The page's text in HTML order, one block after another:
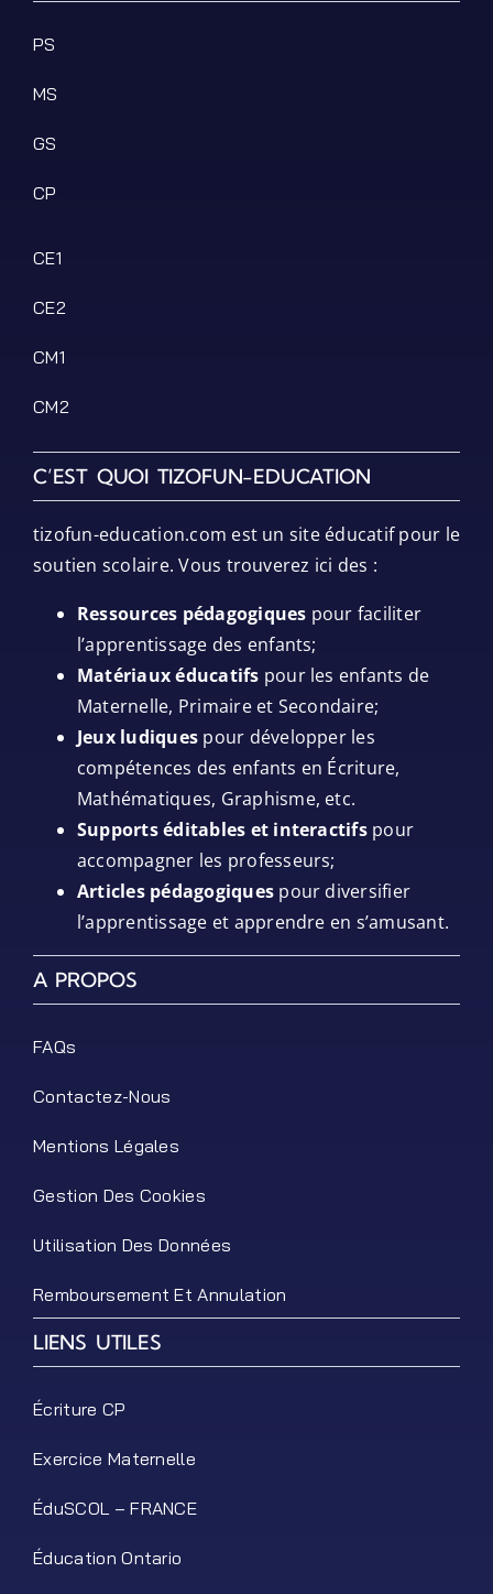
PS
MS
GS
CP
CE1
CE2
CM1
CM2
C’EST QUOI TIZOFUN-EDUCATION
tizofun-education.com est un site éducatif pour le
soutien scolaire. Vous trouverez ici des :
Ressources pédagogiques pour faciliter
l’apprentissage des enfants;
Matériaux éducatifs pour les enfants de
Maternelle, Primaire et Secondaire;
Jeux ludiques pour développer les
compétences des enfants en Écriture,
Mathématiques, Graphisme, etc.
Supports éditables et interactifspour
accompagner les professeurs;
Articles pédagogiques pour diversifier
l’apprentissage et apprendre en s’amusant.
A PROPOS
FAQs
Contactez-Nous
Mentions Légales
Gestion Des Cookies
Utilisation Des Données
Remboursement Et Annulation
LIENS UTILES
Écriture CP
Exercice Maternelle
ÉduSCOL – FRANCE
Éducation Ontario
Articles de Blog